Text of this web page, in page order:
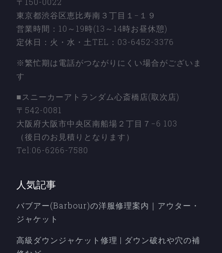
東京都渋谷区恵比寿南３丁目１−１９
営業時間：10～19時(13～14時お昼休憩)
定休日：火・水・土TEL：03-6452-3376
※繁忙期は電話がつながりにくい場合がございま
す
■スニーカーアトランダム心斎橋店(取次店)
〒542-0081
大阪府大阪市中央区南船場２丁目７−6 103
（後日のお見積りとなります）
Tel:06-6266-7580
人気記事
バブアー(Barbour)の洋服修理案内｜アウター・
ジャケット
高級ダウンジャケット修理 | ダウン破れや穴の補